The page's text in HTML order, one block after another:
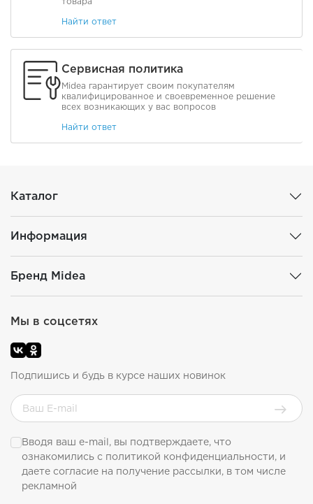
Найти ответ
Сервисная политика
Midea гарантирует своим покупателям
квалифицированное и своевременное решение
всех возникающих у вас вопросов
Найти ответ
Каталог
Информация
Бренд Midea
Мы в соцсетях
Подпишись и будь в курсе наших новинок
Вводя ваш e-mail, вы подтверждаете, что
ознакомились с политикой конфиденциальности, и
даете согласие на получение рассылки, в том числе
рекламной